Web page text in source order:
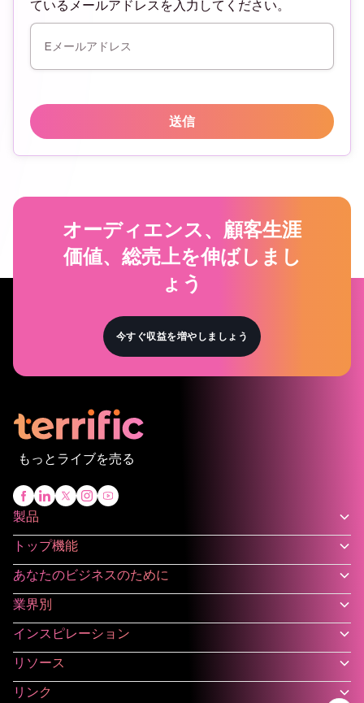
ているメールアドレスを入力してください。
送信
オーディエンス、顧客生涯
価値、総売上を伸ばしまし
ょう
今すぐ収益を増やしましょう
もっとライブを売る
製品
トップ機能
あなたのビジネスのために
業界別
インスピレーション
リソース
リンク